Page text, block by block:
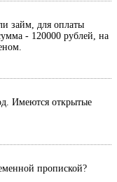
займ, для оплаты
- 120000 рублей, на
Имеются открытые
пропиской?